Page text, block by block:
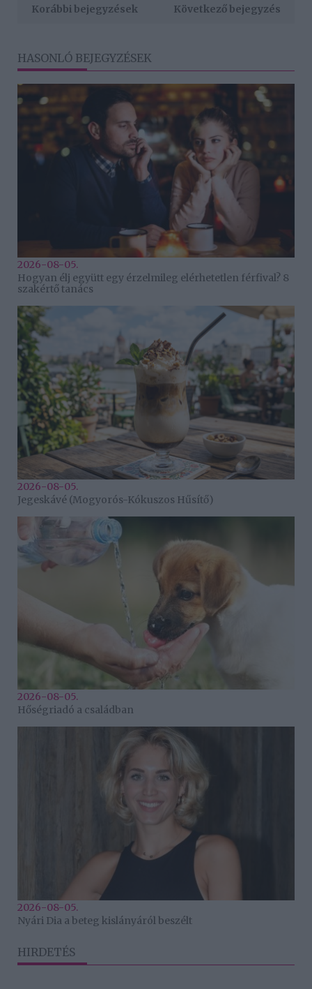
Korábbi bejegyzések Következő bejegyzés
HASONLÓ BEJEGYZÉSEK
2026-08-05.
Hogyan élj együtt egy érzelmileg elérhetetlen férfival? 8
szakértő tanács
2026-08-05.
Jegeskávé (Mogyorós-Kókuszos Hűsítő)
2026-08-05.
Hőségriadó a családban
2026-08-05.
Nyári Dia a beteg kislányáról beszélt
HIRDETÉS